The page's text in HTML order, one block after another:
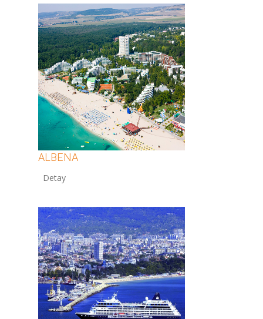
ALBENA